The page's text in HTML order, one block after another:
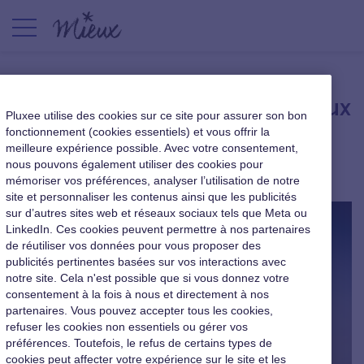
96 % des salariés sont heureux
en Bretagne
|15 novembre 2016
Pluxee utilise des cookies sur ce site pour assurer son bon
fonctionnement (cookies essentiels) et vous offrir la
meilleure expérience possible. Avec votre consentement,
nous pouvons également utiliser des cookies pour
mémoriser vos préférences, analyser l’utilisation de notre
site et personnaliser les contenus ainsi que les publicités
sur d’autres sites web et réseaux sociaux tels que Meta ou
LinkedIn. Ces cookies peuvent permettre à nos partenaires
de réutiliser vos données pour vous proposer des
publicités pertinentes basées sur vos interactions avec
notre site. Cela n'est possible que si vous donnez votre
consentement à la fois à nous et directement à nos
partenaires. Vous pouvez accepter tous les cookies,
refuser les cookies non essentiels ou gérer vos
préférences. Toutefois, le refus de certains types de
cookies peut affecter votre expérience sur le site et les